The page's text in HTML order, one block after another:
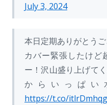
July 3, 2024
本日定期ありがとうご
カバー緊張したけど
ー！沢山盛り上げて
からいっぱい
https://t.co/